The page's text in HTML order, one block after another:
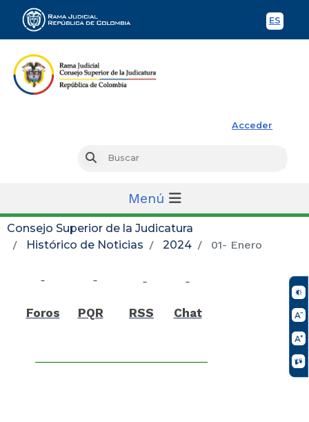
ES
Acceder
Buscar
Menú
Consejo Superior de la Judicatura
Histórico de Noticias
2024 01- Enero
Foros PQR RSS Chat